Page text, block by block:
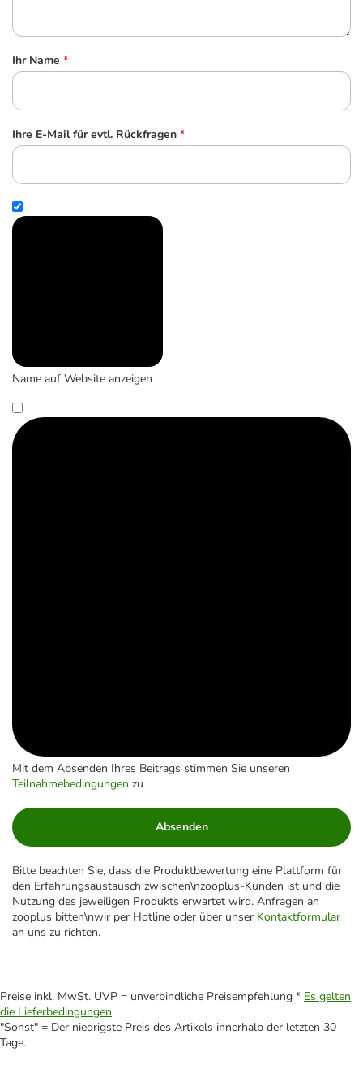
Ihr Name *
Ihre E-Mail für evtl. Rückfragen *
Name auf Website anzeigen
Mit dem Absenden Ihres Beitrags stimmen Sie unseren
Teilnahmebedingungen zu
Absenden
Bitte beachten Sie, dass die Produktbewertung eine Plattform für
den Erfahrungsaustausch zwischen\nzooplus-Kunden ist und die
Nutzung des jeweiligen Produkts erwartet wird. Anfragen an
zooplus bitten\nwir per Hotline oder über unser Kontaktformular
an uns zu richten.
Preise inkl. MwSt. UVP = unverbindliche Preisempfehlung * Es gelten
die Lieferbedingungen
"Sonst" = Der niedrigste Preis des Artikels innerhalb der letzten 30
Tage.